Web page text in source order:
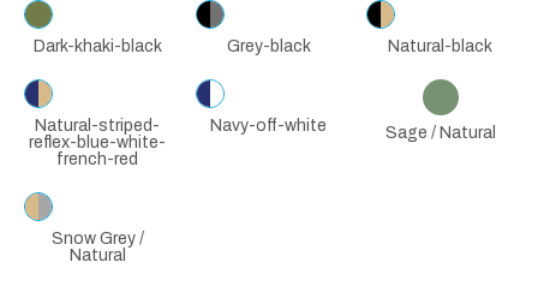
Dark-khaki-black Grey-black Natural-black
Natural-striped-
reflex-blue-white-
french-red
Navy-off-white Sage / Natural
Snow Grey /
Natural